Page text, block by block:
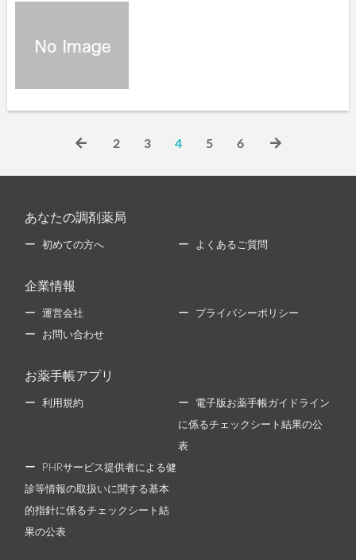
2 3 4 5 6
あなたの調剤薬局
初めての方へ よくあるご質問
企業情報
運営会社 プライバシーポリシー
お問い合わせ
お薬手帳アプリ
利用規約 電子版お薬手帳ガイドライン
に係るチェックシート結果の公
表
PHRサービス提供者による健
診等情報の取扱いに関する基本
的指針に係るチェックシート結
果の公表